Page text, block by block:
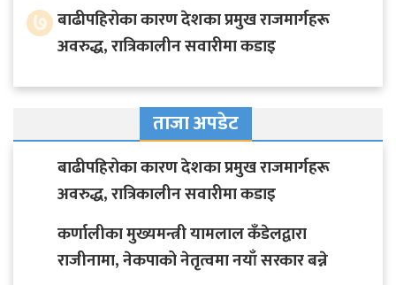
७ बाढीपहिरोका कारण देशका प्रमुख राजमार्गहरू
अवरुद्ध, रात्रिकालीन सवारीमा कडाइ
ताजा अपडेट
बाढीपहिरोका कारण देशका प्रमुख राजमार्गहरू
अवरुद्ध, रात्रिकालीन सवारीमा कडाइ
कर्णालीका मुख्यमन्त्री यामलाल कँडेलद्वारा
राजीनामा, नेकपाको नेतृत्वमा नयाँ सरकार बन्ने